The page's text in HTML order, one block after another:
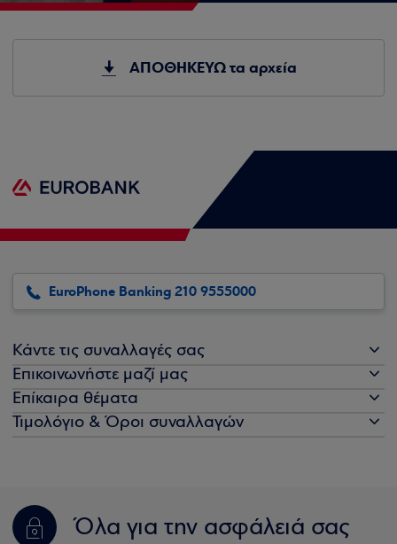
ΑΠΟΘΗΚΕΥΩ τα αρχεία
EuroPhone Banking 210 9555000
Κάντε τις συναλλαγές σας
Επικοινωνήστε μαζί μας
Επίκαιρα θέματα
Τιμολόγιο & Όροι συναλλαγών
Όλα για την ασφάλειά σας